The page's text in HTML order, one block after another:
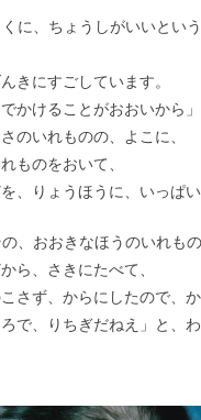
に、ちょうしがいいとい
きにすごしています。
かけることがおおいから」
のいれものの、よこに、
ものをおいて、
、りょうほうに、いっぱい
、おおきなほうのいれもの
ら、さきにたべて、
さず、からにしたので、か
ろで、りちぎだねえ」と、